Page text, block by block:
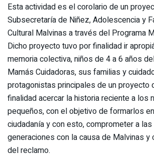
Esta actividad es el corolario de un
Subsecretaría de Niñez, Adolescencia y
Cultural Malvinas a través del Programa
Dicho proyecto tuvo por finalidad ir
memoria colectiva, niños de 4 a 6 años
Mamás Cuidadoras, sus familias y
protagonistas principales de un proyecto
finalidad acercar la historia reciente a los
pequeños, con el objetivo de formarlos
ciudadanía y con esto, comprometer a
generaciones con la causa de Malvinas y
del reclamo.